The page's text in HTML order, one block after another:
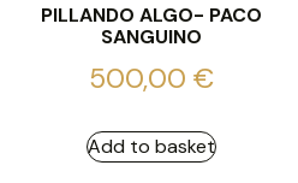
PILLANDO ALGO- PACO
SANGUINO
500,00 €
Add to basket